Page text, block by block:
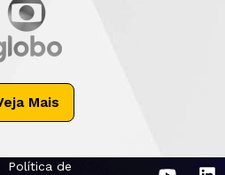
Mais
Política de